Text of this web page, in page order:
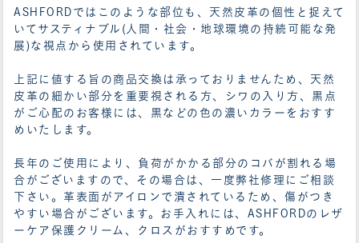
ASHFORDではこのような部位も、天然皮革の個性と捉えて
いてサスティナブル(人間・社会・地球環境の持続可能な発
展)な視点から使用されています。
上記に値する旨の商品交換は承っておりませんため、天然
皮革の細かい部分を重要視される方、シワの入り方、黒点
がご心配のお客様には、黒などの色の濃いカラーをおすす
めいたします。
長年のご使用により、負荷がかかる部分のコバが割れる場
合がございますので、その場合は、一度弊社修理にご相談
下さい。革表面がアイロンで潰されているため、傷がつき
やすい場合がございます。お手入れには、ASHFORDのレザ
ーケア保護クリーム、クロスがおすすめです。